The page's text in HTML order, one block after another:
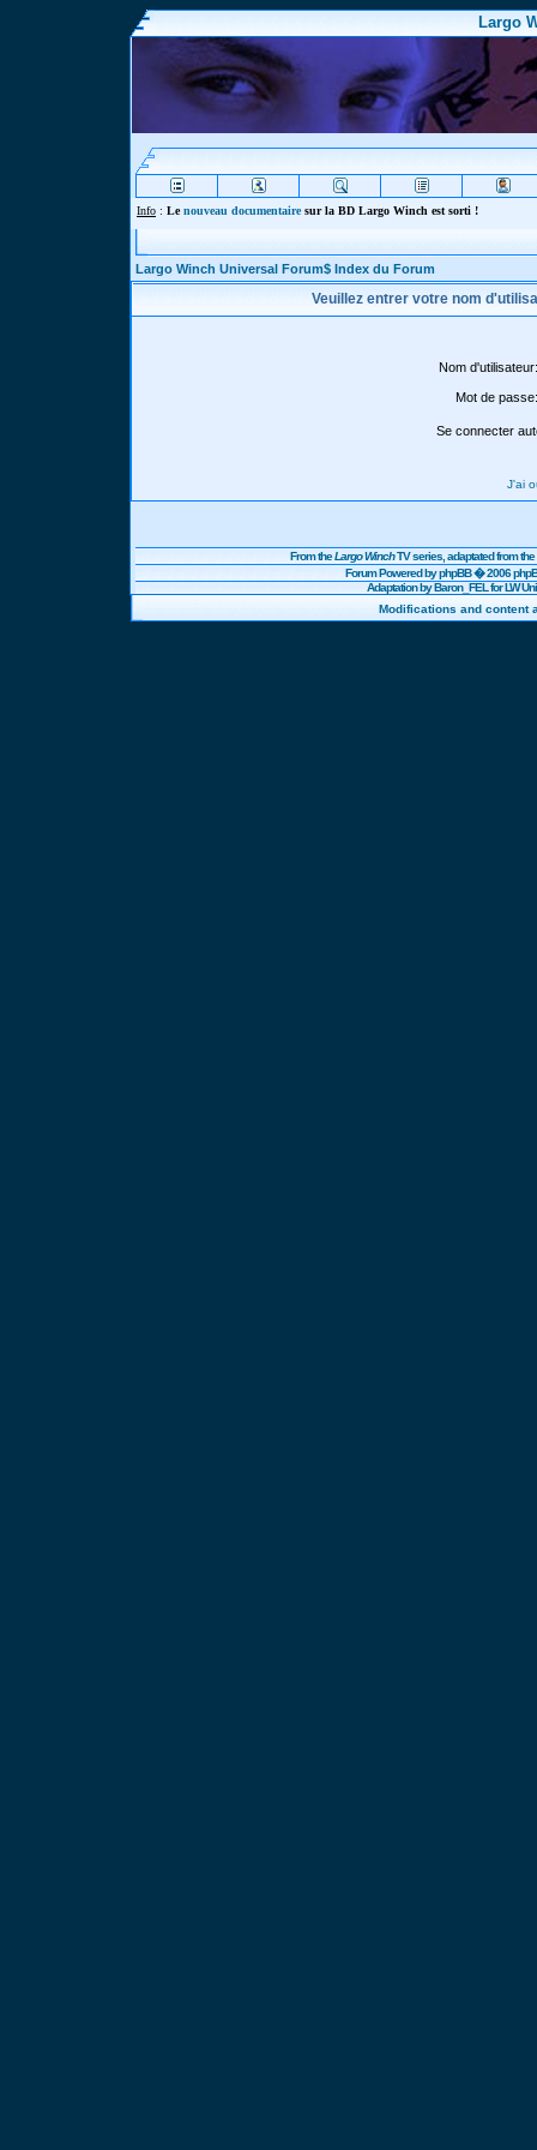
Largo
Info : Lenouveau documentairesur la BD Largo Winch est sorti !
Largo Winch Universal Forum$ Index du Forum
Veuillez entrer votre nom
Nom d'utilisateur:
Mot de passe:
Se connecter
J'ai
From theLargo WinchTV series, adaptated from
Forum Powered byphpBB� 2006
Adaptation by Baron_FEL for LW
Modifications and content